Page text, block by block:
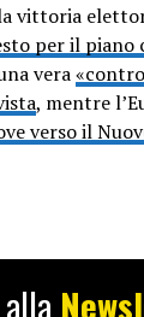
vittoria
per il piano
vera
, mentre
verso il